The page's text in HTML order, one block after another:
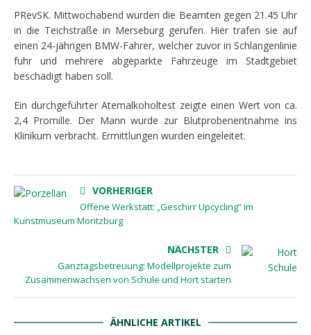
PRevSK. Mittwochabend wurden die Beamten gegen 21.45 Uhr
in die Teichstraße in Merseburg gerufen. Hier trafen sie auf
einen 24-jährigen BMW-Fahrer, welcher zuvor in Schlangenlinie
fuhr und mehrere abgeparkte Fahrzeuge im Stadtgebiet
beschädigt haben soll.
Ein durchgeführter Atemalkoholtest zeigte einen Wert von ca.
2,4 Promille. Der Mann wurde zur Blutprobenentnahme ins
Klinikum verbracht. Ermittlungen wurden eingeleitet.
VORHERIGER
Offene Werkstatt: „Geschirr Upcycling“ im
Kunstmuseum Moritzburg
NÄCHSTER
Ganztagsbetreuung: Modellprojekte zum
Zusammenwachsen von Schule und Hort starten
ÄHNLICHE ARTIKEL